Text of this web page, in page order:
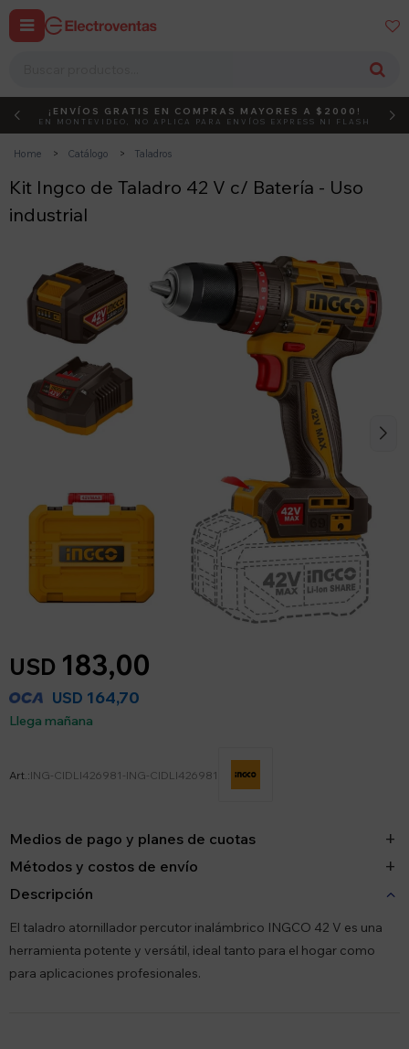
 
DEBUT ACTIVÁ EL CÓDIGO
¡ENVÍOS GRATIS EN COMPRAS MAYORES A $2000!
EN MONTEVIDEO, NO APLICA PARA ENVÍOS EXPRESS NI FLASH
Home Catálogo Taladros
Kit Ingco de Taladro 42 V c/ Batería - Uso
industrial
USD 183,00
USD 164,70
Llega mañana
ING-CIDLI426981-ING-CIDLI426981
Medios de pago y planes de cuotas
Métodos y costos de envío
Descripción
El taladro atornillador percutor inalámbrico INGCO 42 V es una
herramienta potente y versátil, ideal tanto para el hogar como
para aplicaciones profesionales.